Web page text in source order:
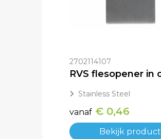
2702114107
Stainless Steel
vanaf € 0,46
Bekijk product